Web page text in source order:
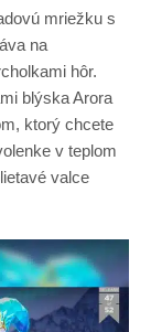
mriežku s
na
hôr.
blýska Arora
ktorý chcete
v teplom
valce